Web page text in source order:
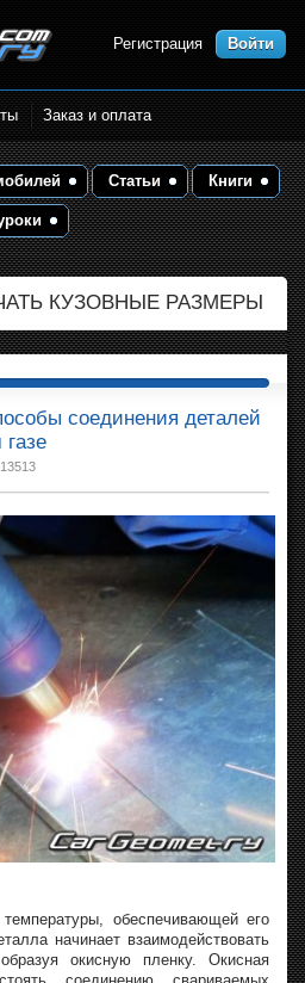
Регистрация Войти
Заказ и оплата
Статьи Книги
КУЗОВНЫЕ РАЗМЕРЫ
соединения деталей
обеспечивающей его
начинает взаимодействовать
окисную пленку. Окисная